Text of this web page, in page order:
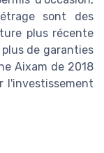
sont des
plus récente
de garanties
Aixam de 2018
l'investissement